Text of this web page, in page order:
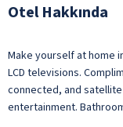
Otel Hakkında
Make yourself at home
LCD televisions.
connected, and
entertainment.